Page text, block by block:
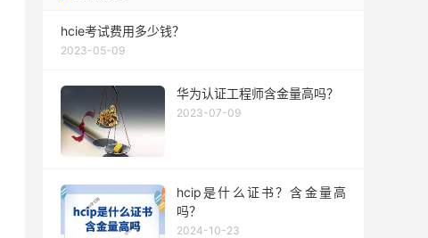
hcie考试费用多少钱？
2023-05-09
华为认证工程师含金量高吗？
2023-07-09
hcip是什么证书？含金量高
吗？
2024-10-23